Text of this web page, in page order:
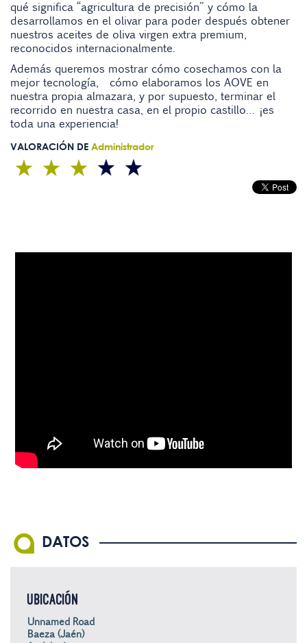
qué significa “agricultura de precisión” y cómo la
desarrollamos en el olivar para poder después obtener
nuestros aceites de oliva virgen extra premium,
reconocidos internacionalmente.
Además queremos mostrar cómo cosechamos con la
mejor tecnología, cómo elaboramos los AOVE en
nuestra propia almazara, y por supuesto, terminar el
recorrido en nuestra casa, en el propio castillo… ¡es
toda una experiencia!
VALORACIÓN DE Administrador
DATOS
UBICACIÓN
Unnamed Road
Baeza (Jaén)